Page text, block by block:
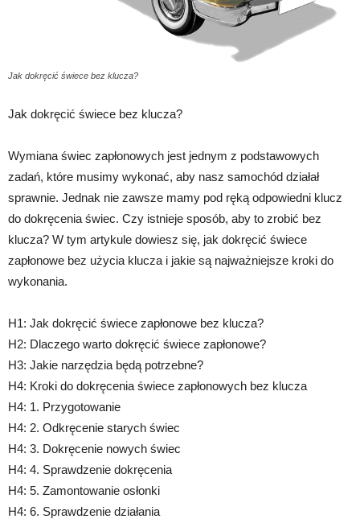
Jak dokręcić świece bez klucza?
Jak dokręcić świece bez klucza?
Wymiana świec zapłonowych jest jednym z podstawowych
zadań, które musimy wykonać, aby nasz samochód działał
sprawnie. Jednak nie zawsze mamy pod ręką odpowiedni klucz
do dokręcenia świec. Czy istnieje sposób, aby to zrobić bez
klucza? W tym artykule dowiesz się, jak dokręcić świece
zapłonowe bez użycia klucza i jakie są najważniejsze kroki do
wykonania.
H1: Jak dokręcić świece zapłonowe bez klucza?
H2: Dlaczego warto dokręcić świece zapłonowe?
H3: Jakie narzędzia będą potrzebne?
H4: Kroki do dokręcenia świece zapłonowych bez klucza
H4: 1. Przygotowanie
H4: 2. Odkręcenie starych świec
H4: 3. Dokręcenie nowych świec
H4: 4. Sprawdzenie dokręcenia
H4: 5. Zamontowanie osłonki
H4: 6. Sprawdzenie działania